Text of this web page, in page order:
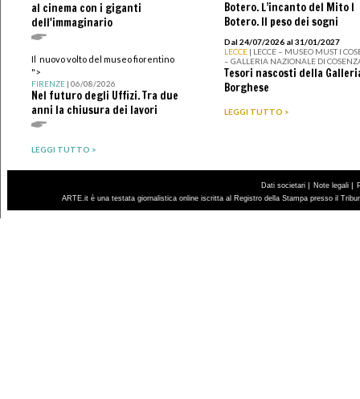
al cinema con i giganti
dell'immaginario
Il nuovo volto del museo fiorentino
">
FIRENZE| 06/08/2026
Nel futuro degli Uffizi. Tra due
anni la chiusura dei lavori
LEGGI TUTTO >
Botero. L’incanto del Mito I
Botero. Il peso dei sogni
Dal 24/07/2026 al 31/01/2027
LECCE | LECCE – MUSEO MUST I
– GALLERIA NAZIONALE DI
Tesori nascosti della
Borghese
LEGGI TUTTO >
Dati societari | Note legali |
ARTE.it è una testata giornalistica online iscritta al Registro della Stampa presso il